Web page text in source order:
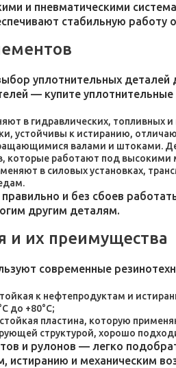
и пневматическими
стабильную
уплотнительных деталей
— купите
в гидравлических,
устойчивы к истиранию,
валами и штоками.
которые работают под высокими
в силовых установках,
и без сбоев
другим деталям.
и их преимущества
современные
к нефтепродуктам и
до +80°C;
пластина, которую
структурой, хорошо
и рулонов — легко
истиранию и механическим